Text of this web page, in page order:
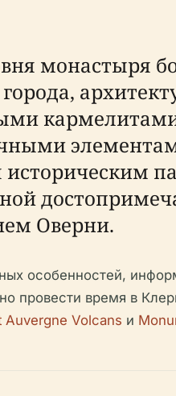
монастыря
Оверни.
особенностей,
провести время в
Auvergne Volcans и